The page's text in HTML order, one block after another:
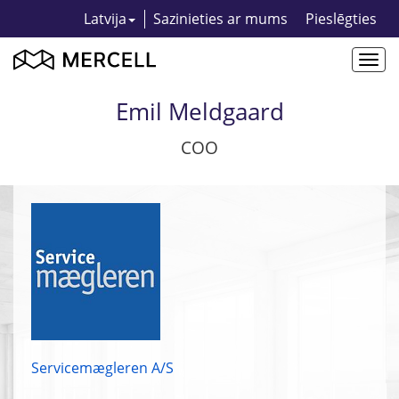
Latvija Sazinieties ar mums Pieslēgties
Emil Meldgaard
COO
Servicemægleren A/S